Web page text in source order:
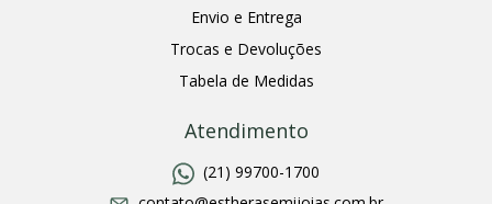
Envio e Entrega
Trocas e Devoluções
Tabela de Medidas
Atendimento
(21) 99700-1700